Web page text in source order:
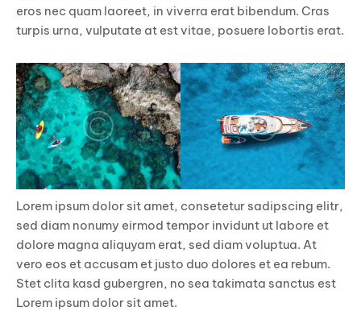
eros nec quam laoreet, in viverra erat bibendum. Cras
turpis urna, vulputate at est vitae, posuere lobortis erat.
Lorem ipsum dolor sit amet, consetetur sadipscing elitr,
sed diam nonumy eirmod tempor invidunt ut labore et
dolore magna aliquyam erat, sed diam voluptua. At
vero eos et accusam et justo duo dolores et ea rebum.
Stet clita kasd gubergren, no sea takimata sanctus est
Lorem ipsum dolor sit amet.